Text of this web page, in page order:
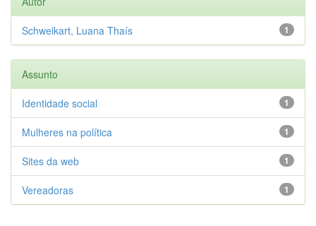
1
Schweikart, Luana Thaís
Assunto
1
Identidade social
1
Mulheres na política
1
Sites da web
1
Vereadoras